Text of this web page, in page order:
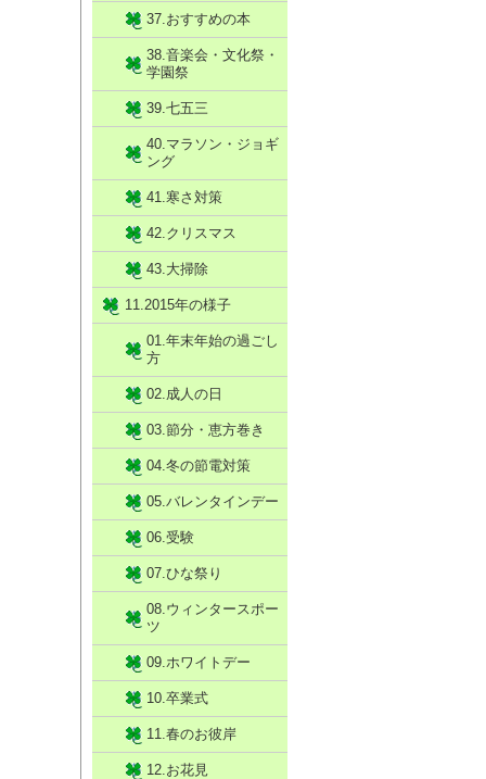
37.おすすめの本
38.音楽会・文化祭・
学園祭
39.七五三
40.マラソン・ジョギ
ング
41.寒さ対策
42.クリスマス
43.大掃除
11.2015年の様子
01.年末年始の過ごし
方
02.成人の日
03.節分・恵方巻き
04.冬の節電対策
05.バレンタインデー
06.受験
07.ひな祭り
08.ウィンタースポー
ツ
09.ホワイトデー
10.卒業式
11.春のお彼岸
12.お花見